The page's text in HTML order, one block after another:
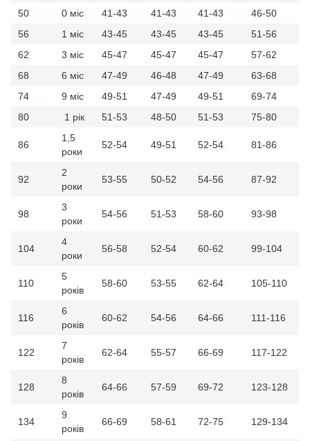
50 0 міс 41-43 41-43 41-43
46-50
56
1 міс 43-45 43-45 43-45
51-56
62
3 міс 45-47 45-47 45-47
57-62
68
6 міс 47-49 46-48 47-49
63-68
74
9 міс 49-51 47-49 49-51
69-74
80
1 рік 51-53 48-50 51-53 75-80
86
1,5
роки
52-54 49-51 52-54 81-86
92
2
роки
53-55 50-52 54-56 87-92
98
3
роки
54-56 51-53 58-60 93-98
104
4
роки
56-58 52-54 60-62 99-104
110
5
років
58-60 53-55 62-64 105-110
116
6
років
60-62 54-56 64-66 111-116
122
7
років
62-64 55-57 66-69 117-122
128
8
років
64-66 57-59 69-72 123-128
134
9
років
66-69 58-61 72-75 129-134